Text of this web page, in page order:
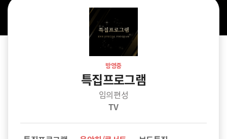
특집프로그램
방영중
임의편성
TV